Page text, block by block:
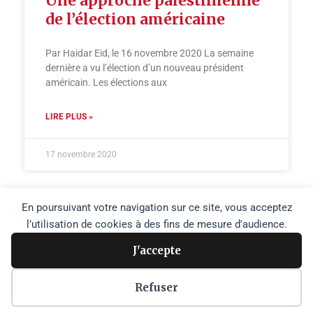
En poursuivant votre navigation sur ce site, vous acceptez
l’utilisation de cookies à des fins de mesure d'audience.
J'accepte
Refuser
de l’élection américaine
Par Haidar Eid, le 16 novembre 2020 La semaine
dernière a vu l’élection d’un nouveau président
américain. Les élections aux
LIRE PLUS »
17 novembre 2020
Copyright © 2026 Agence Media Palestine |